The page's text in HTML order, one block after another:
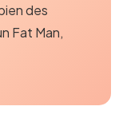
des
Fat Man,